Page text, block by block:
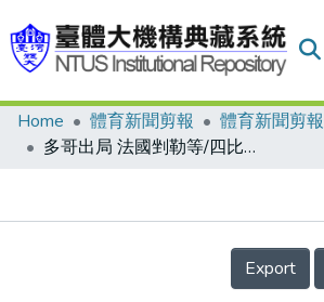
Communities & Collections
Home 體育新聞剪報
體育新聞剪報
多哥出局 法國剉勒等/四比零烏克蘭重挫沙烏地/節奏慢半拍多哥頓足
Details
Export